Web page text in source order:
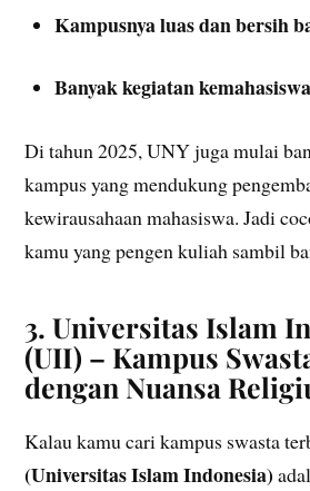
Kampusnya luas dan bersih
Banyak kegiatan
Di tahun 2025, UNY juga mulai
kampus yang mendukung
kewirausahaan mahasiswa. Jadi
kamu yang pengen kuliah sambil
3. Universitas Islam
(UII) – Kampus
dengan Nuansa
Kalau kamu cari kampus swasta
(Universitas Islam Indonesia)